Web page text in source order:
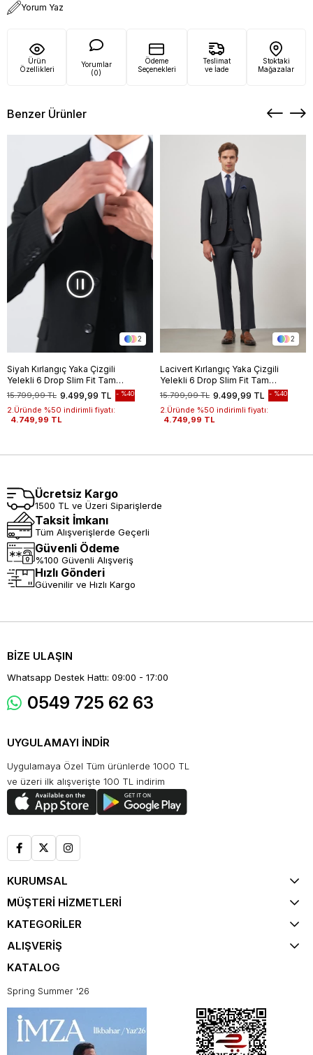
Yorum Yaz
Ürün
Özellikleri
Yorumlar
(0)
Ödeme
Seçenekleri
Teslimat
ve İade
Stoktaki
Mağazalar
Benzer Ürünler
2
Siyah Kırlangıç Yaka Çizgili
Yelekli 6 Drop Slim Fit Tam
Astar Yünlü Takım Elbise
1001245154
9.499,99 TL
15.799,99 TL %40
2.Üründe %50 indirimli fiyatı:
4.749,99 TL
2
Lacivert Kırlangıç Yaka Çizgili
Yelekli 6 Drop Slim Fit Tam
Astar Yünlü Takım Elbise
1001245154
9.499,99 TL
15.799,99 TL %40
2.Üründe %50 indirimli fiyatı:
4.749,99 TL
Ücretsiz Kargo
1500 TL ve Üzeri Siparişlerde
Taksit İmkanı
Tüm Alışverişlerde Geçerli
Güvenli Ödeme
%100 Güvenli Alışveriş
Hızlı Gönderi
Güvenilir ve Hızlı Kargo
BİZE ULAŞIN
Whatsapp Destek Hattı: 09:00 - 17:00
0549 725 62 63
UYGULAMAYI İNDİR
Uygulamaya Özel Tüm ürünlerde 1000 TL
ve üzeri ilk alışverişte 100 TL indirim
KURUMSAL
MÜŞTERİ HİZMETLERİ
KATEGORİLER
ALIŞVERİŞ
KATALOG
Spring Summer '26